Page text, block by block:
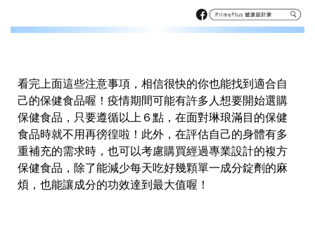
看完上面這些注意事項，相信很快的你也能找到適合自
己的保健食品喔！疫情期間可能有許多人想要開始選購
保健食品，只要遵循以上６點，在面對琳琅滿目的保健
食品時就不用再徬徨啦！此外，在評估自己的身體有多
重補充的需求時，也可以考慮購買經過專業設計的複方
保健食品，除了能減少每天吃好幾顆單一成分錠劑的麻
煩，也能讓成分的功效達到最大值喔！